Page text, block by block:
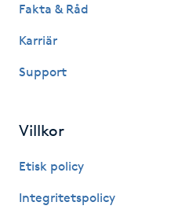
Huduppstramning
Fakta & Råd
Karriär
Support
Villkor
Etisk policy
Integritetspolicy